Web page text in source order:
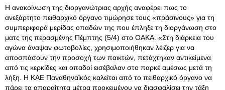
Η ανακοίνωση της διοργανώτριας αρχής αναφέρει πως το
ανεξάρτητο πειθαρχικό όργανο τιμώρησε τους «πράσινους» για τη
συμπεριφορά μερίδας οπαδών της που έπληξε τη διοργάνωση στο
ματς της περασμένης Πέμπτης (5/4) στο ΟΑΚΑ. «Στη διάρκεια του
αγώνα άναψαν φωτοβολίες, χρησιμοποιήθηκαν λέιζερ για να
αποσπάσουν την προσοχή των παικτών, πετάχτηκαν αντικείμενα
από τις κερκίδες και οπαδοί εισέβαλαν στο παρκέ αμέσως μετά τη
λήξη. Η ΚΑΕ Παναθηναϊκός καλείται από το πειθαρχικό όργανο να
πάρει τα απαραίτητα μέτρα προκειμένου να διασφαλίσει την τάξη